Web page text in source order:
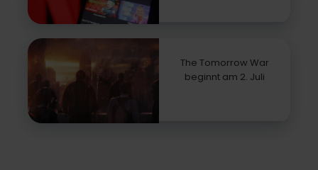
The Tomorrow War
beginnt am 2. Juli